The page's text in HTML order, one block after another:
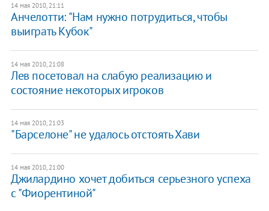
14 мая 2010, 21:11
Анчелотти: "Нам нужно потрудиться, чтобы
выиграть Кубок"
14 мая 2010, 21:08
Лев посетовал на слабую реализацию и
состояние некоторых игроков
14 мая 2010, 21:03
"Барселоне" не удалось отстоять Хави
14 мая 2010, 21:00
Джилардино хочет добиться серьезного успеха
с "Фиорентиной"